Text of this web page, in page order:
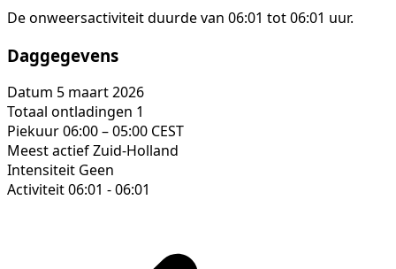
De onweersactiviteit duurde van 06:01 tot 06:01 uur.
Daggegevens
Datum 5 maart 2026
Totaal ontladingen 1
Piekuur06:00 – 05:00 CEST
Meest actiefZuid-Holland
Intensiteit Geen
Activiteit06:01 - 06:01